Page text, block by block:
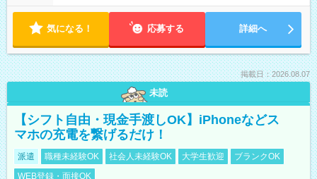
気になる！ 応募する 詳細へ
掲載日：2026.08.07
未読
【シフト自由・現金手渡しOK】iPhoneなどス
マホの充電を繋げるだけ！
派遣 職種未経験OK 社会人未経験OK 大学生歓迎
ブランクOK
WEB登録・面接OK